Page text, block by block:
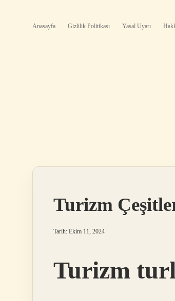
Anasayfa Gizlilik Politikası Yasal Uyarı
Turizm
Tarih: Ekim 11, 2024
Turizm